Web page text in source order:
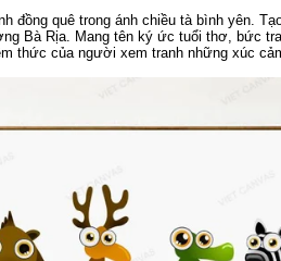
đồng quê trong ánh chiều tà bình yên.
Bà Rịa. Mang tên ký ức tuổi thơ, bức
thức của người xem tranh những xúc